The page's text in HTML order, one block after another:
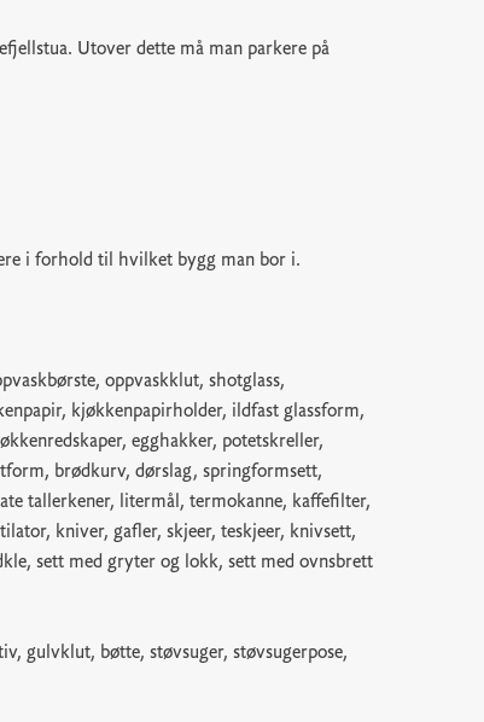
Utover dette må man parkere på
i forhold til hvilket bygg man bor i.
oppvaskklut, shotglass,
kjøkkenpapirholder, ildfast glassform,
egghakker, potetskreller,
brødkurv, dørslag, springformsett,
tallerkener, litermål, termokanne, kaffefilter,
kniver, gafler, skjeer, teskjeer, knivsett,
sett med gryter og lokk, sett med ovnsbrett
gulvklut, bøtte, støvsuger, støvsugerpose,